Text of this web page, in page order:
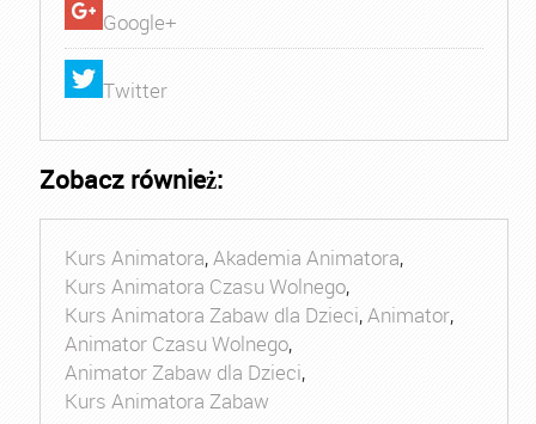
Google+
Twitter
Zobacz również:
Kurs Animatora,Akademia Animatora,
Kurs Animatora Czasu Wolnego,
Kurs Animatora Zabaw dla Dzieci,Animator,
Animator Czasu Wolnego,
Animator Zabaw dla Dzieci,
Kurs Animatora Zabaw